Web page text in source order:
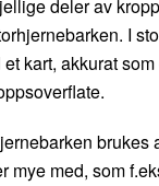
deler av
I
kart, akkurat
brukes
mye med, som